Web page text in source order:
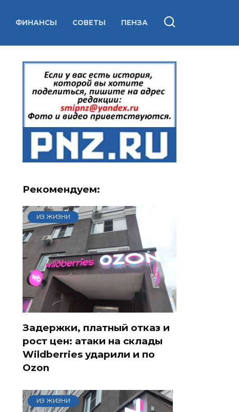
ФИНАНСЫ СОВЕТЫ ПЕНЗА
Рекомендуем:
ИЗ ЖИЗНИ
Задержки, платный отказ и
рост цен: атаки на склады
Wildberries ударили и по
Ozon
ИЗ ЖИЗНИ